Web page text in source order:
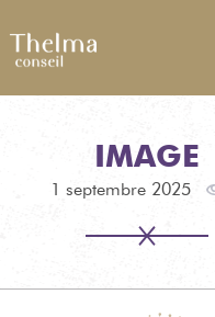
IMAGE
1 septembre 2025